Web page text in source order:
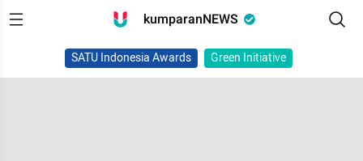
kumparanNEWS
SATU Indonesia Awards Green Initiative